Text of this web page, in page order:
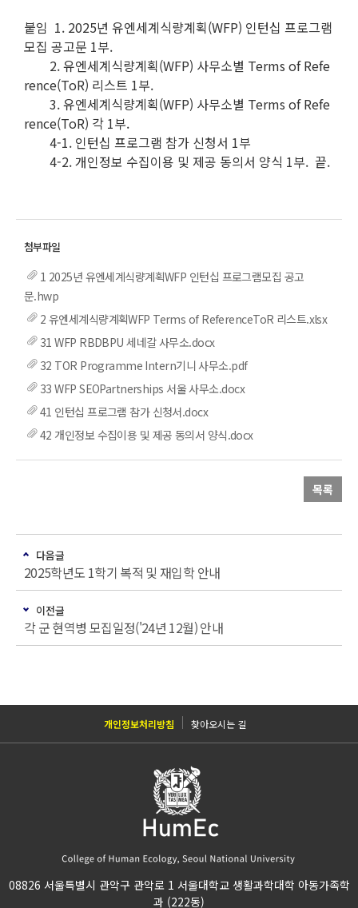
붙임 1. 2025년 유엔세계식량계획(WFP) 인턴십 프로그램
모집 공고문 1부.
2. 유엔세계식량계획(WFP) 사무소별 Terms of Refe
rence(ToR) 리스트 1부.
3. 유엔세계식량계획(WFP) 사무소별 Terms of Refe
rence(ToR) 각 1부.
4-1. 인턴십 프로그램 참가 신청서 1부
4-2. 개인정보 수집이용 및 제공 동의서 양식 1부. 끝.
1 2025년 유엔세계식량계획WFP 인턴십 프로그램모집 공고
문.hwp
2 유엔세계식량계획WFP Terms of ReferenceToR 리스트.xlsx
31 WFP RBDBPU 세네갈 사무소.docx
32 TOR Programme Intern기니 사무소.pdf
33 WFP SEOPartnerships 서울 사무소.docx
41 인턴십 프로그램 참가 신청서.docx
42 개인정보 수집이용 및 제공 동의서 양식.docx
목록
다음글
2025학년도 1학기 복적 및 재입학 안내
이전글
각 군 현역병 모집일정('24년 12월) 안내
개인정보처리방침 찾아오시는 길
08826 서울특별시 관악구 관악로 1 서울대학교 생활과학대학 아동가족학
과 (222동)